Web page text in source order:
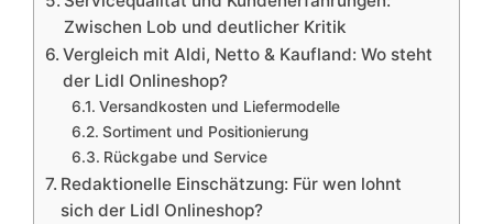
Zwischen Lob und deutlicher Kritik
Vergleich mit Aldi, Netto & Kaufland: Wo steht
der Lidl Onlineshop?
Versandkosten und Liefermodelle
Sortiment und Positionierung
Rückgabe und Service
Redaktionelle Einschätzung: Für wen lohnt
sich der Lidl Onlineshop?